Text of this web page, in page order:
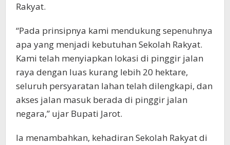
Rakyat.
“Pada prinsipnya kami mendukung sepenuhnya
apa yang menjadi kebutuhan Sekolah Rakyat.
Kami telah menyiapkan lokasi di pinggir jalan
raya dengan luas kurang lebih 20 hektare,
seluruh persyaratan lahan telah dilengkapi, dan
akses jalan masuk berada di pinggir jalan
negara,” ujar Bupati Jarot.
Ia menambahkan, kehadiran Sekolah Rakyat di